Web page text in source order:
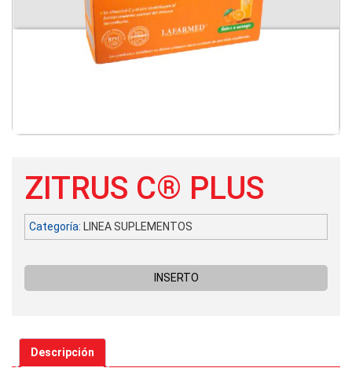
ZITRUS C® PLUS
Categoría: LINEA SUPLEMENTOS
INSERTO
Descripción